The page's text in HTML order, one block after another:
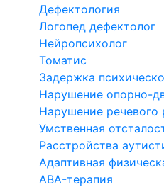
Дефектология
Логопед дефектолог
Нейропсихолог
Томатис
Задержка
Нарушение опорно-
Нарушение речевого
Умственная
Расстройства
Адаптивная
ABA-терапия